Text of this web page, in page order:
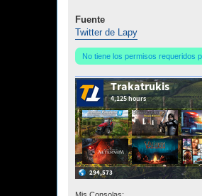
Fuente
Twitter de Lapy
No tiene los permisos requeridos